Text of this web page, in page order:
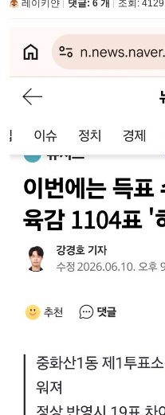
레이키얀 댓글: 6 개 조회: 4129